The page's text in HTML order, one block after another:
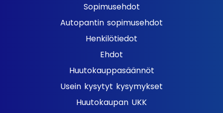
Sopimusehdot
Autopantin sopimusehdot
Henkilötiedot
Ehdot
Huutokauppasäännöt
Usein kysytyt kysymykset
Huutokaupan UKK